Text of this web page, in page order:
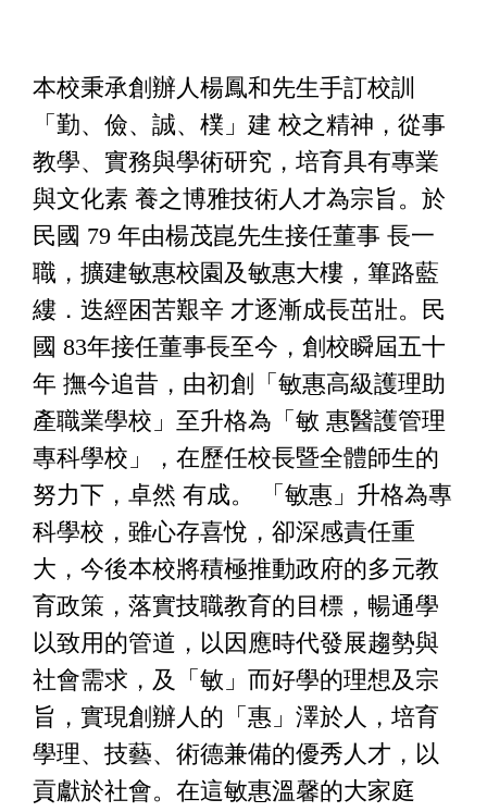
本校秉承創辦人楊鳳和先生手訂校訓
「勤、儉、誠、樸」建 校之精神，從事
教學、實務與學術研究，培育具有專業
與文化素 養之博雅技術人才為宗旨。於
民國 79 年由楊茂崑先生接任董事 長一
職，擴建敏惠校園及敏惠大樓，篳路藍
縷．迭經困苦艱辛 才逐漸成長茁壯。民
國 83年接任董事長至今，創校瞬屆五十
年 撫今追昔，由初創「敏惠高級護理助
產職業學校」至升格為「敏 惠醫護管理
專科學校」，在歷任校長暨全體師生的
努力下，卓然 有成。 「敏惠」升格為專
科學校，雖心存喜悅，卻深感責任重
大，今後本校將積極推動政府的多元教
育政策，落實技職教育的目標，暢通學
以致用的管道，以因應時代發展趨勢與
社會需求，及「敏」而好學的理想及宗
旨，實現創辦人的「惠」澤於人，培育
學理、技藝、術德兼備的優秀人才，以
貢獻於社會。在這敏惠溫馨的大家庭